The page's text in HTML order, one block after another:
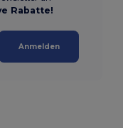
Rabatte!
Anmelden